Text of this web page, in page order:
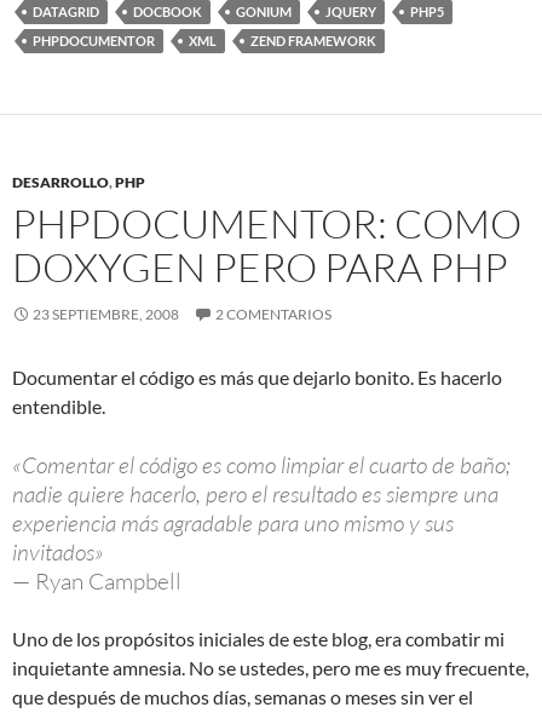
DATAGRID DOCBOOK GONIUM JQUERY
PHP5
PHPDOCUMENTOR
XML ZEND FRAMEWORK
DESARROLLO,PHP
PHPDOCUMENTOR: COMO
DOXYGEN PERO PARA PHP
23 SEPTIEMBRE, 2008 2 COMENTARIOS
Documentar el código es más que dejarlo bonito. Es hacerlo
entendible.
«Comentar el código es como limpiar el cuarto de baño;
nadie quiere hacerlo, pero el resultado es siempre una
experiencia más agradable para uno mismo y sus
invitados»
— Ryan Campbell
Uno de los propósitos iniciales de este blog, era combatir mi
inquietante amnesia. No se ustedes, pero me es muy frecuente,
que después de muchos días, semanas o meses sin ver el